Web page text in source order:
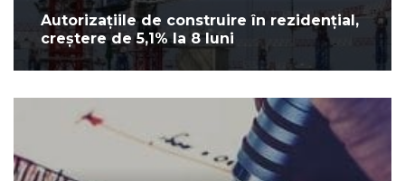
Autorizațiile de construire în rezidențial,
creștere de 5,1% la 8 luni